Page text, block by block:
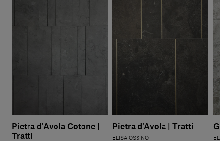
Pietra d'Avola Cotone |
Tratti
Pietra d'Avola | Tratti
ELISA OSSINO